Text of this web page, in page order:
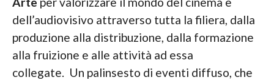
dell’audiovisivo attraverso tutta la filiera, dalla
produzione alla distribuzione, dalla formazione
alla fruizione e alle attività ad essa
collegate. Un palinsesto di eventi diffuso, che